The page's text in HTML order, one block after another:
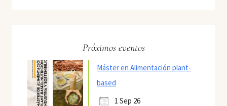
Próximos eventos
Máster en Alimentación plant-
based
1 Sep 26